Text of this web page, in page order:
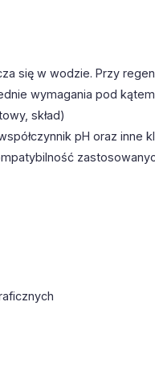
się w wodzie. Przy
wymagania pod
skład)
pH oraz inne